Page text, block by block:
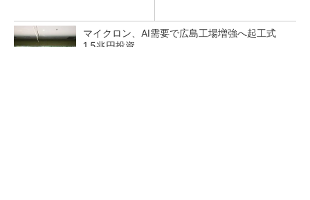
マイクロン、AI需要で広島工場増強へ起工式
1.5兆円投資